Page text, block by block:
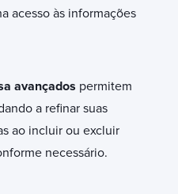
acesso às informações
avançados permitem
a refinar suas
ao incluir ou excluir
necessário.